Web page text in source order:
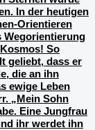
In der heutigen
Orientieren
Wegorientierung
So
geliebt, dass er
die an ihn
ewige Leben
„Mein Sohn
Eine Jungfrau
ihr werdet ihn